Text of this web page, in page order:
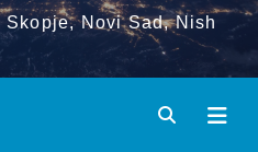
Novi Sad, Nish